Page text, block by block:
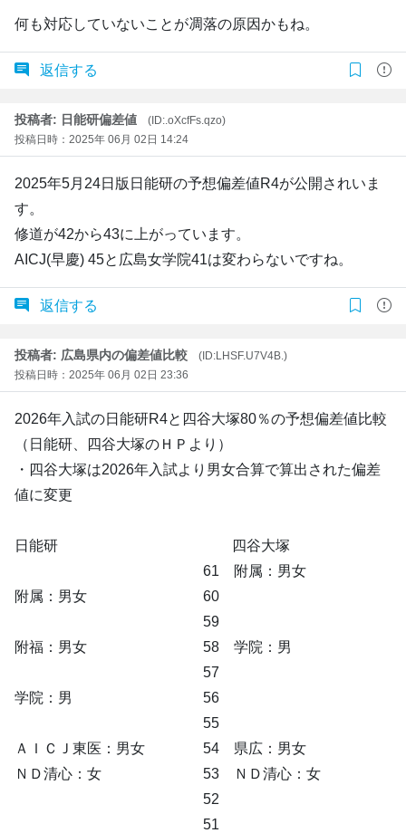
何も対応していないことが凋落の原因かもね。
返信する
投稿者: 日能研偏差値
(ID:.oXcfFs.qzo)
投稿日時：2025年 06月 02日 14:24
2025年5月24日版日能研の予想偏差値R4が公開されいま
す。
修道が42から43に上がっています。
AICJ(早慶) 45と広島女学院41は変わらないですね。
返信する
投稿者: 広島県内の偏差値比較
(ID:LHSF.U7V4B.)
投稿日時：2025年 06月 02日 23:36
2026年入試の日能研R4と四谷大塚80％の予想偏差値比較
（日能研、四谷大塚のＨＰより）
・四谷大塚は2026年入試より男女合算で算出された偏差
値に変更
日能研 四谷大塚
61 附属：男女
附属：男女 60
59
附福：男女 58 学院：男
57
学院：男 56
55
ＡＩＣＪ東医：男女 54 県広：男女
ＮＤ清心：女 53 ＮＤ清心：女
52
51